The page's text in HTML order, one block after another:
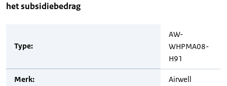
het subsidiebedrag
Type:
AW-
WHPMA08-
H91
Merk: Airwell